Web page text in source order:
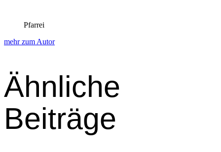
Pfarrei
mehr zum Autor
Ähnliche
Beiträge